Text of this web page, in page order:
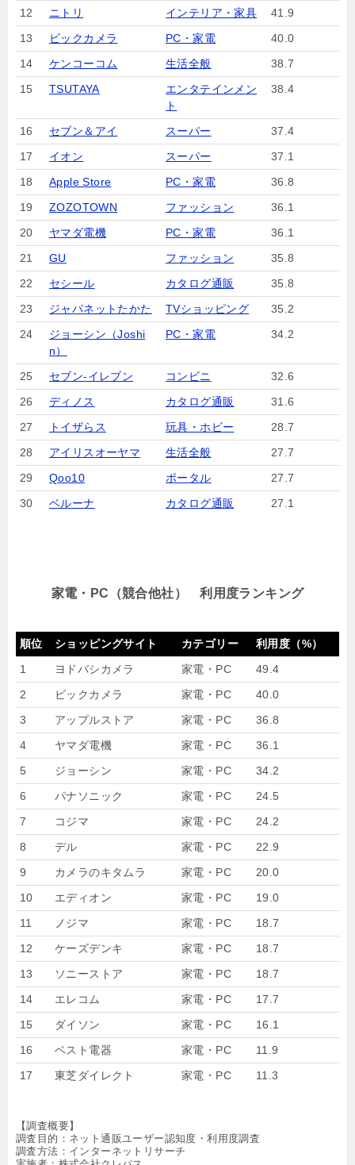
12 ニトリ インテリア・家具
41.9
13
ビックカメラ PC・家電
40.0
14
ケンコーコム 生活全般
38.7
15
TSUTAYA
エンタテインメン
ト
38.4
16 セブン＆アイ スーパー
37.4
17
イオン スーパー
37.1
18
Apple Store PC・家電
36.8
19
ZOZOTOWN ファッション
36.1
20
ヤマダ電機 PC・家電
36.1
21
GU ファッション
35.8
22
セシール カタログ通販
35.8
23
ジャパネットたかた TVショッピング
35.2
24
ジョーシン（Joshi
n）
PC・家電 34.2
25 セブン‐イレブン コンビニ
32.6
26
ディノス カタログ通販
31.6
27
トイザらス 玩具・ホビー
28.7
28
アイリスオーヤマ 生活全般
27.7
29
Qoo10 ポータル
27.7
30
ベルーナ カタログ通販 27.1
家電・PC（競合他社） 利用度ランキング
順位 ショッピングサイト カテゴリー
利用度（%）
1
ヨドバシカメラ 家電・PC
49.4
2
ビックカメラ 家電・PC
40.0
3
アップルストア 家電・PC
36.8
4
ヤマダ電機 家電・PC
36.1
5
ジョーシン 家電・PC
34.2
6
パナソニック 家電・PC
24.5
7
コジマ 家電・PC
24.2
8
デル 家電・PC
22.9
9
カメラのキタムラ 家電・PC
20.0
10
エディオン 家電・PC
19.0
11
ノジマ 家電・PC
18.7
12
ケーズデンキ 家電・PC
18.7
13
ソニーストア 家電・PC
18.7
14
エレコム 家電・PC
17.7
15
ダイソン 家電・PC
16.1
16
ベスト電器 家電・PC
11.9
17
東芝ダイレクト 家電・PC 11.3
【調査概要】
調査目的：ネット通販ユーザー認知度・利用度調査
調査方法：インターネットリサーチ